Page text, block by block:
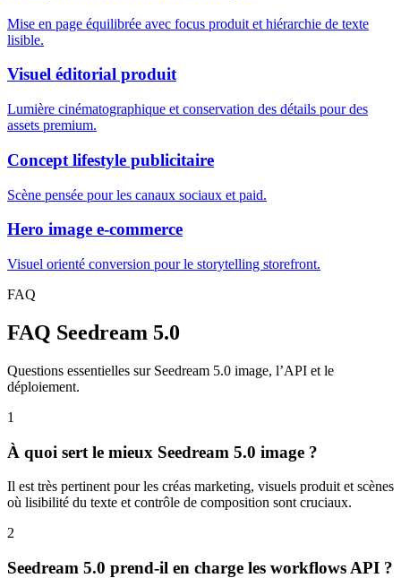
Mise en page équilibrée avec focus produit et hiérarchie de texte
lisible.
Visuel éditorial produit
Lumière cinématographique et conservation des détails pour des
assets premium.
Concept lifestyle publicitaire
Scène pensée pour les canaux sociaux et paid.
Hero image e-commerce
Visuel orienté conversion pour le storytelling storefront.
FAQ
FAQ Seedream 5.0
Questions essentielles sur Seedream 5.0 image, l’API et le
déploiement.
1
À quoi sert le mieux Seedream 5.0 image ?
Il est très pertinent pour les créas marketing, visuels produit et scènes
où lisibilité du texte et contrôle de composition sont cruciaux.
2
Seedream 5.0 prend-il en charge les workflows API ?